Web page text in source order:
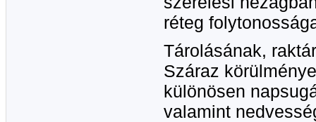
réteg
Tárolásának,
Száraz
különösen
valamint